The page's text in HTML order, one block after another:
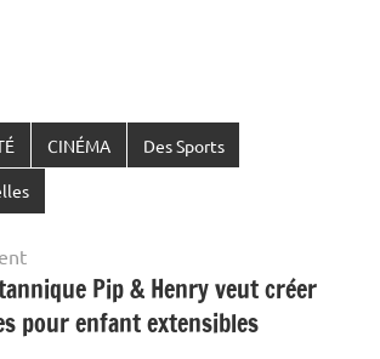
CINÉMA Des Sports
Pip & Henry veut créer
pour enfant extensibles